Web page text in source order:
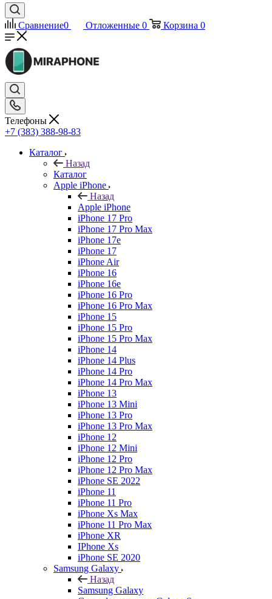
Сравнение0 Отложенные 0 Корзина 0
Телефоны
+7 (383) 388-98-83
Каталог
Назад
Каталог
Apple iPhone
Назад
Apple iPhone
iPhone 17 Pro
iPhone 17 Pro Max
iPhone 17e
iPhone 17
iPhone Air
iPhone 16
iPhone 16e
iPhone 16 Pro
iPhone 16 Pro Max
iPhone 15
iPhone 15 Pro
iPhone 15 Pro Max
iPhone 14
iPhone 14 Plus
iPhone 14 Pro
iPhone 14 Pro Max
iPhone 13
iPhone 13 Mini
iPhone 13 Pro
iPhone 13 Pro Max
iPhone 12
iPhone 12 Mini
iPhone 12 Pro
iPhone 12 Pro Max
iPhone SE 2022
iPhone 11
iPhone 11 Pro
iPhone Xs Max
iPhone 11 Pro Max
iPhone XR
IPhone Xs
iPhone SE 2020
Samsung Galaxy
Назад
Samsung Galaxy